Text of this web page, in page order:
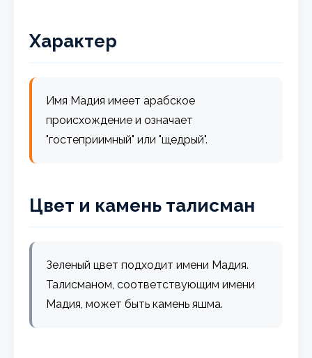
Характер
Имя Мадия имеет арабское
происхождение и означает
"гостеприимный" или "щедрый".
Цвет и камень талисман
Зеленый цвет подходит имени Мадия.
Талисманом, соответствующим имени
Мадия, может быть камень яшма.